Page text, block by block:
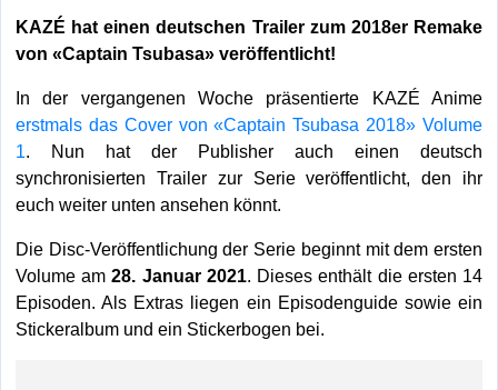
KAZÉ hat einen deutschen Trailer zum 2018er Remake
von «Captain Tsubasa» veröffentlicht!
In der vergangenen Woche präsentierte KAZÉ Anime
erstmals das Cover von «Captain Tsubasa 2018» Volume
1. Nun hat der Publisher auch einen deutsch
synchronisierten Trailer zur Serie veröffentlicht, den ihr
euch weiter unten ansehen könnt.
Die Disc-Veröffentlichung der Serie beginnt mit dem ersten
Volume am28. Januar 2021. Dieses enthält die ersten 14
Episoden. Als Extras liegen ein Episodenguide sowie ein
Stickeralbum und ein Stickerbogen bei.